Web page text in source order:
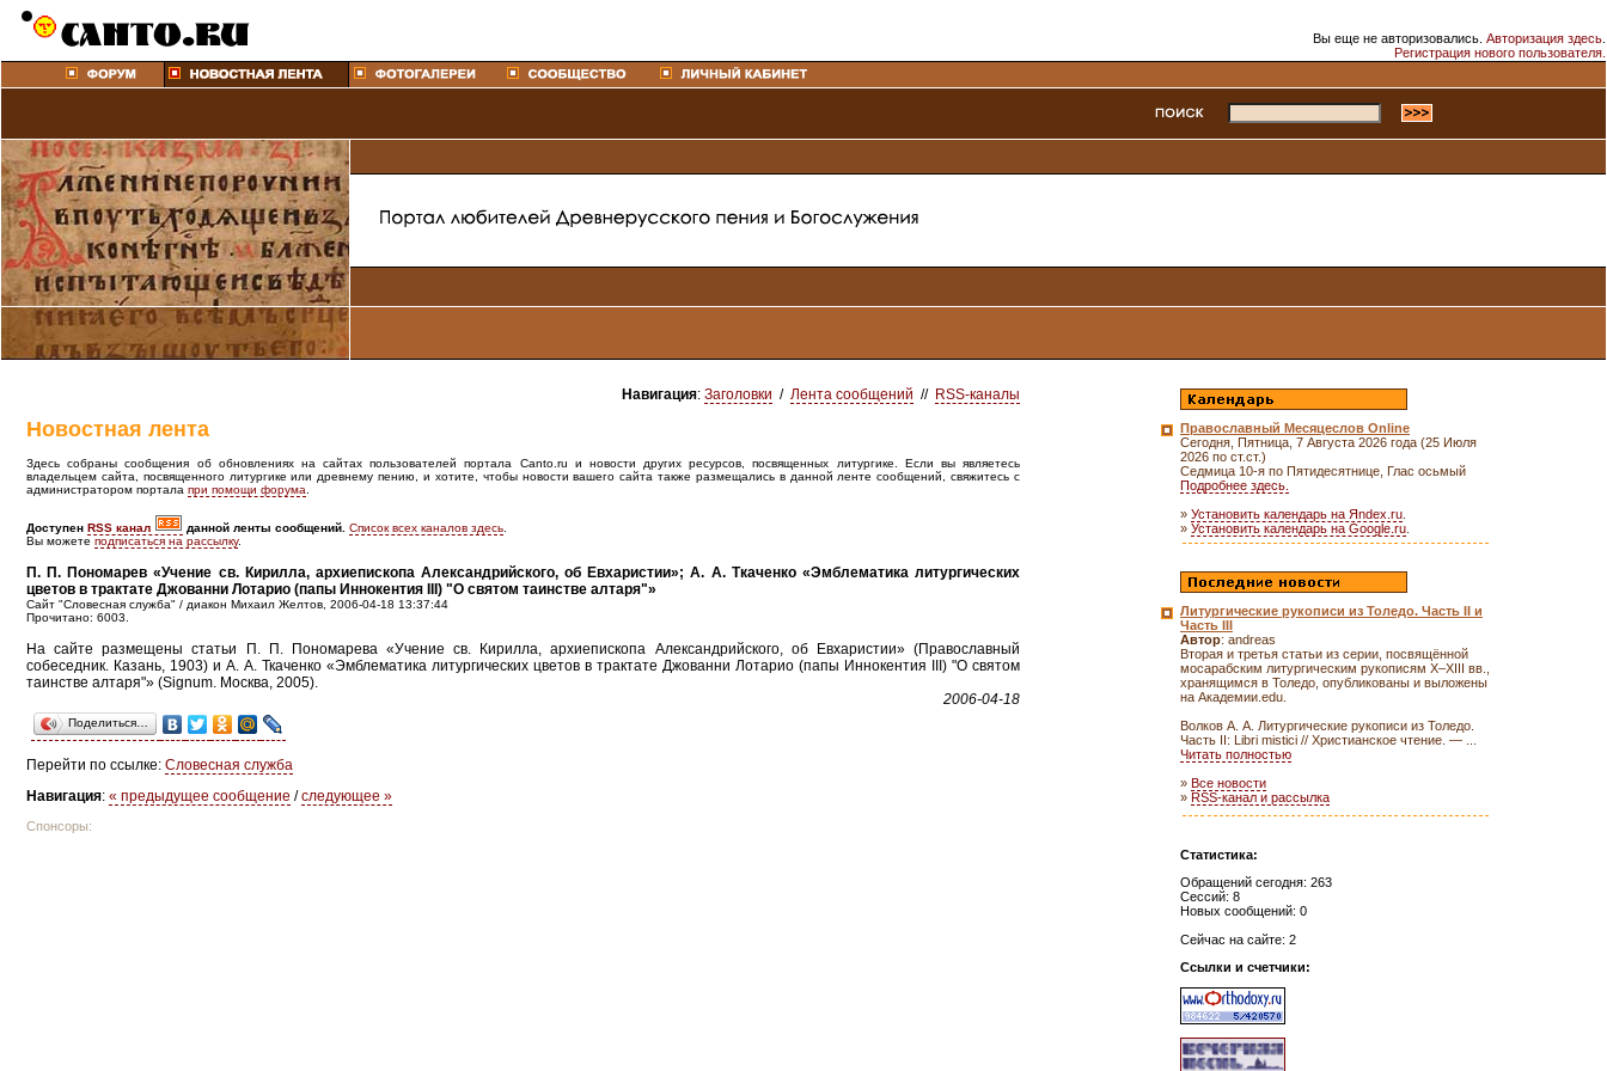
Вы еще не авторизовались. Авторизация здесь
Регистрация нового пользователя.
Навигация: Заголовки / Лента сообщений // RSS-каналы
Новостная лента
Здесь собраны сообщения об обновлениях на сайтах пользователей портала Canto.ru и новости других ресурсов, посвященных литургике. Если вы являетесь
владельцем сайта, посвященного литургике или древнему пению, и хотите, чтобы новости вашего сайта также размещались в данной ленте сообщений, свяжитесь с
администратором портала при помощи форума
Доступен RSS канал данной ленты сообщений. Список всех каналов здесь
Вы можете подписаться на рассылку.
П. П. Пономарев «Учение св. Кирилла, архиепископа Александрийского, об Евхаристии»; А. А. Ткаченко «Эмблематика литургических
цветов в трактате Джованни Лотарио (папы Иннокентия III) "О святом таинстве алтаря"»
Сайт "Словесная служба" / диакон Михаил Желтов, 2006-04-18 13:37:44
Прочитано: 6003.
На сайте размещены статьи П. П. Пономарева «Учение св. Кирилла, архиепископа Александрийского, об Евхаристии» (Православный
собеседник. Казань, 1903) и А. А. Ткаченко «Эмблематика литургических цветов в трактате Джованни Лотарио (папы Иннокентия III) "О святом
таинстве алтаря"» (Signum. Москва, 2005).
2006-04-18
Поделиться…
Перейти по ссылке: Словесная служба
Навигация: « предыдущее сообщение /следующее »
Спонсоры:
Православный Месяцеслов Online
Сегодня, Пятница, 7 Августа 2026 года (25 Июля
2026 по ст.ст.)
Седмица 10-я по Пятидесятнице, Глас осьмый
Подробнее здесь.
» Установить календарь на Яndex.ru
» Установить календарь на Google.ru
Литургические рукописи из Толедо. Часть II и
Часть III
Автор: andreas
Вторая и третья статьи из серии, посвящённой
мосарабским литургическим рукописям X–XIII вв.,
хранящимся в Толедо, опубликованы и выложены
на Академии.edu.
Волков А. А. Литургические рукописи из Толедо.
Часть II: Libri mistici // Христианское чтение. — ...
Читать полностью
» Все новости
» RSS-канал и рассылка
Статистика:
Обращений сегодня: 263
Сессий: 8
Новых сообщений: 0
Сейчас на сайте: 2
Ссылки и счетчики: